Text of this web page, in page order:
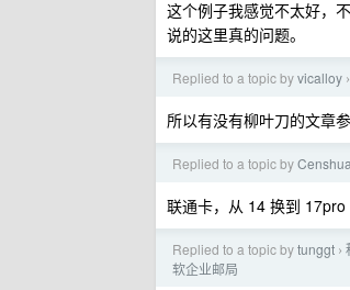
这个例子我感觉不太好，
说的这里真的问题。
Replied to a topic byvicalloy ›
所以有没有柳叶刀的文章
Replied to a topic by
联通卡，从 14 换到 17pro
Replied to a topic bytunggt ›
软企业邮局